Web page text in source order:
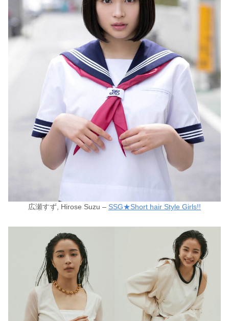
広瀬すず, Hirose Suzu – SSG★Short hair Style Girls!!